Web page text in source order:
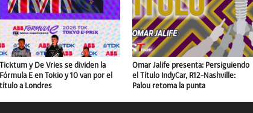
Ticktum y De Vries se dividen la
Fórmula E en Tokio y 10 van por el
título a Londres
Omar Jalife presenta: Persiguiendo
el Título IndyCar, R12-Nashville:
Palou retoma la punta